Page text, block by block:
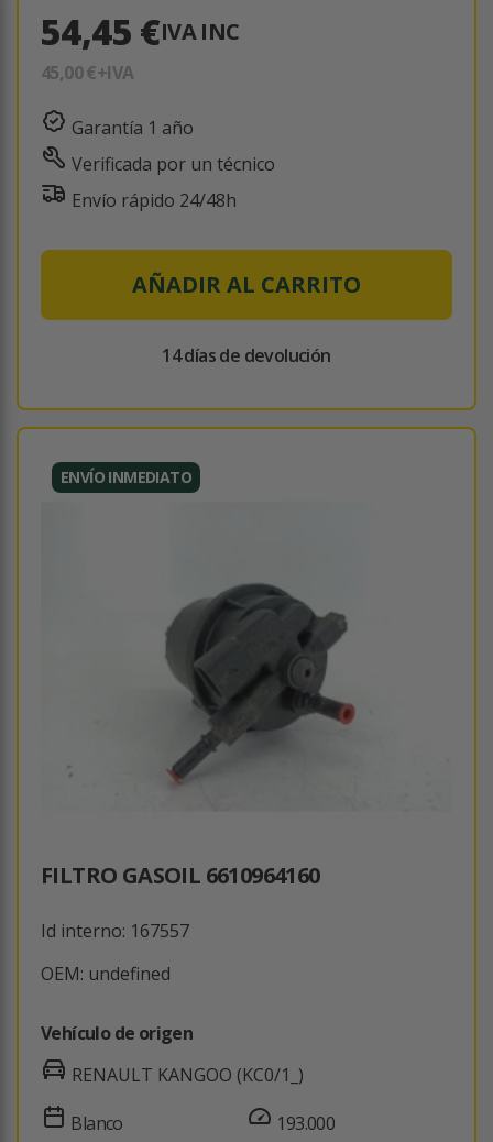
54,45 €IVA INC
45,00 €+IVA
Garantía 1 año
Verificada por un técnico
Envío rápido 24/48h
AÑADIR AL CARRITO
14 días de devolución
ENVÍO INMEDIATO
FILTRO GASOIL 6610964160
Id interno: 167557
OEM: undefined
Vehículo de origen
RENAULT KANGOO (KC0/1_)
Blanco
193.000